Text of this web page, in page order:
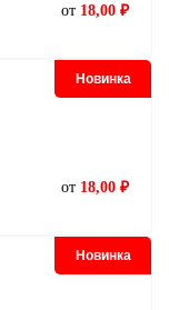
от 18,00 ₽
Новинка
от 18,00 ₽
Новинка